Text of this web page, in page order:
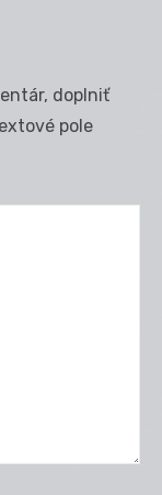
doplniť
pole